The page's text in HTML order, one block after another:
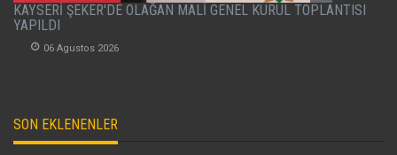
KAYSERİ ŞEKER'DE OLAĞAN MALİ GENEL KURUL TOPLANTISI
YAPILDI
06 Agustos 2026
SON EKLENENLER